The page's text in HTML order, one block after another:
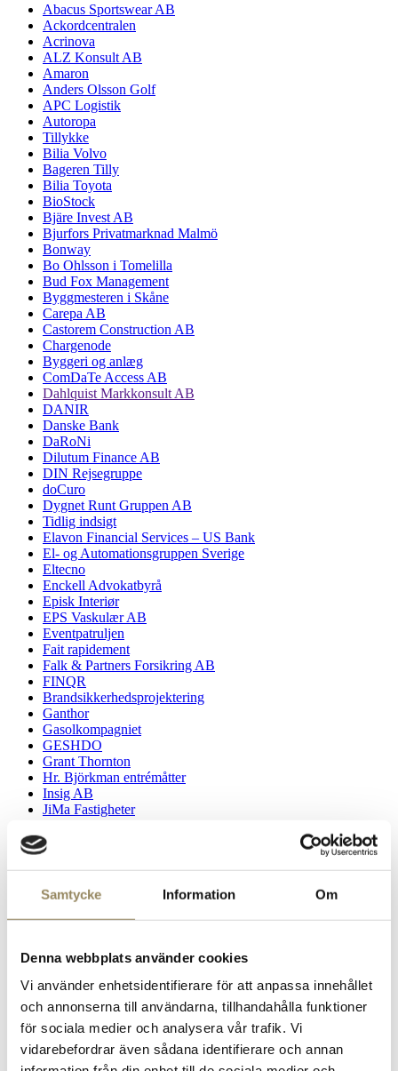
Samtycke Information Om
Denna webbplats använder cookies
Vi använder enhetsidentifierare för att anpassa innehållet
och annonserna till användarna, tillhandahålla funktioner
för sociala medier och analysera vår trafik. Vi
vidarebefordrar även sådana identifierare och annan
Abacus Sportswear AB
Ackordcentralen
Acrinova
ALZ Konsult AB
Amaron
Anders Olsson Golf
APC Logistik
Autoropa
Tillykke
Bilia Volvo
Bageren Tilly
Bilia Toyota
BioStock
Bjäre Invest AB
Bjurfors Privatmarknad Malmö
Bonway
Bo Ohlsson i Tomelilla
Bud Fox Management
Byggmesteren i Skåne
Carepa AB
Castorem Construction AB
Chargenode
Byggeri og anlæg
ComDaTe Access AB
Dahlquist Markkonsult AB
DANIR
Danske Bank
DaRoNi
Dilutum Finance AB
DIN Rejsegruppe
doCuro
Dygnet Runt Gruppen AB
Tidlig indsigt
Elavon Financial Services – US Bank
El- og Automationsgruppen Sverige
Eltecno
Enckell Advokatbyrå
Episk Interiør
EPS Vaskulær AB
Eventpatruljen
Fait rapidement
Falk & Partners Forsikring AB
FINQR
Brandsikkerhedsprojektering
Ganthor
Gasolkompagniet
GESHDO
Grant Thornton
Hr. Björkman entrémåtter
Insig AB
JiMa Fastigheter
Jägersro
J Vent AB
Kasseskabsekspert
KlaraBo
KNAP
Knowit
Limhamn Kapitalforvaltning AB
Mad Men Skåne/ RetroFM
Malmö FF
Malmö Redhawks
Ledelsespartnere
Max Matthiessen AB